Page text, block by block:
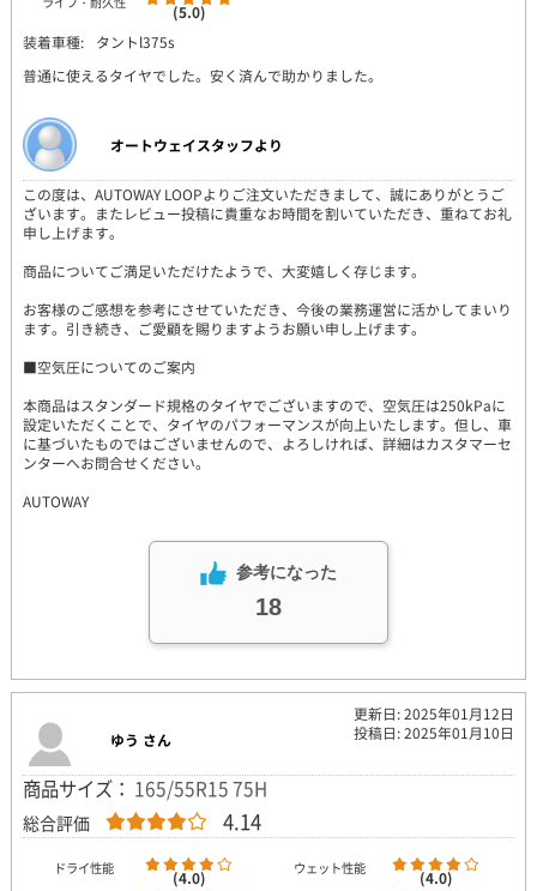
(5.0)
装着車種:
タントl375s
普通に使えるタイヤでした。安く済んで助かりました。
オートウェイスタッフより
この度は、AUTOWAY LOOPよりご注文いただきまして、誠にありがとうご
ざいます。またレビュー投稿に貴重なお時間を割いていただき、重ねてお礼
申し上げます。
商品についてご満足いただけたようで、大変嬉しく存じます。
お客様のご感想を参考にさせていただき、今後の業務運営に活かしてまいり
ます。引き続き、ご愛顧を賜りますようお願い申し上げます。
■空気圧についてのご案内
本商品はスタンダード規格のタイヤでございますので、空気圧は250kPaに
設定いただくことで、タイヤのパフォーマンスが向上いたします。但し、車
に基づいたものではございませんので、よろしければ、詳細はカスタマーセ
ンターへお問合せください。
AUTOWAY
参考になった
18
更新日: 2025年01月12日
投稿日: 2025年01月10日
ゆう さん
商品サイズ： 165/55R15 75H
総合評価 4.14
ドライ性能 (4.0) ウェット性能 (4.0)